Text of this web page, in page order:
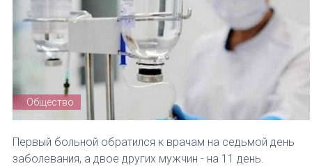
Общество
Первый больной обратился к врачам на седьмой день
заболевания, а двое других мужчин - на 11 день.